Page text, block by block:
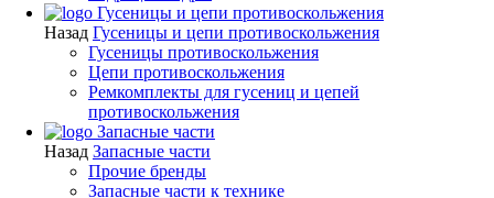
Гусеницы и цепи противоскольжения
Назад Гусеницы и цепи противоскольжения
Гусеницы противоскольжения
Цепи противоскольжения
Ремкомплекты для гусениц и цепей
противоскольжения
Запасные части
Назад Запасные части
Прочие бренды
Запасные части к технике